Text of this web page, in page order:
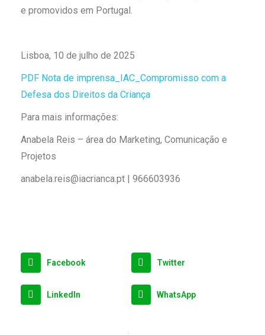
e promovidos em Portugal.
Lisboa, 10 de julho de 2025
PDF Nota de imprensa_IAC_Compromisso com a
Defesa dos Direitos da Criança
Para mais informações:
Anabela Reis – área do Marketing, Comunicação e
Projetos
anabela.reis@iacrianca.pt | 966603936
Facebook Twitter
LinkedIn WhatsApp